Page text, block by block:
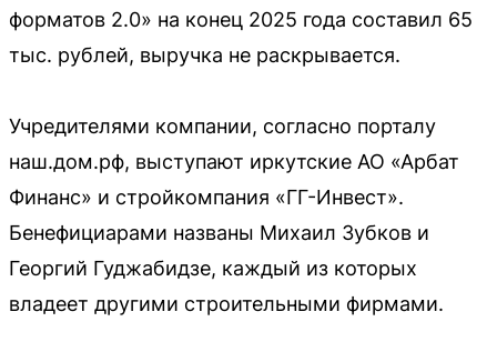
форматов 2.0» на конец 2025 года составил 65
тыс. рублей, выручка не раскрывается.
Учредителями компании, согласно порталу
наш.дом.рф, выступают иркутские АО «Арбат
Финанс» и стройкомпания «ГГ-Инвест».
Бенефициарами названы Михаил Зубков и
Георгий Гуджабидзе, каждый из которых
владеет другими строительными фирмами.